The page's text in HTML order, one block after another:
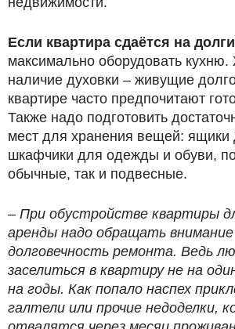
Если квартира сдаётся на
максимально оборудовать
наличие духовки – живущие
квартире часто предпочитают
Также надо подготовить
мест для хранения вещей: ящики
шкафчики для одежды и обуви,
обычные, так и подвесные.
– При обустройстве квартиры
аренды надо обращать внимание
долговечность ремонта. Ведь
заселиться в квартиру не на
на годы. Как попало наспех
галтели или прочие недоделки,